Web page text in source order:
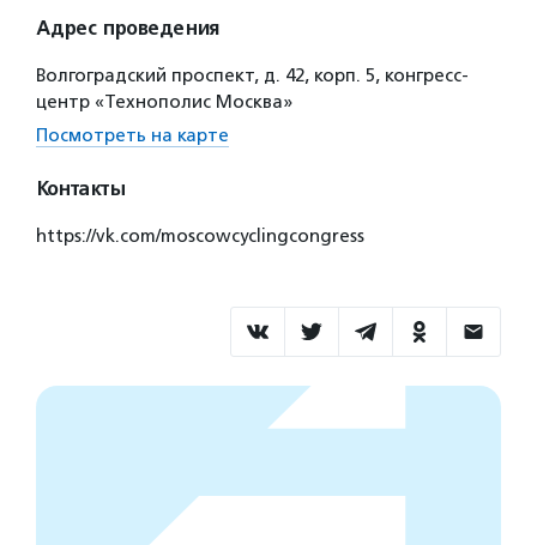
Адрес проведения
Волгоградский проспект, д. 42, корп. 5, конгресс-
центр «Технополис Москва»
Посмотреть на карте
Контакты
https://vk.com/moscowcyclingcongress